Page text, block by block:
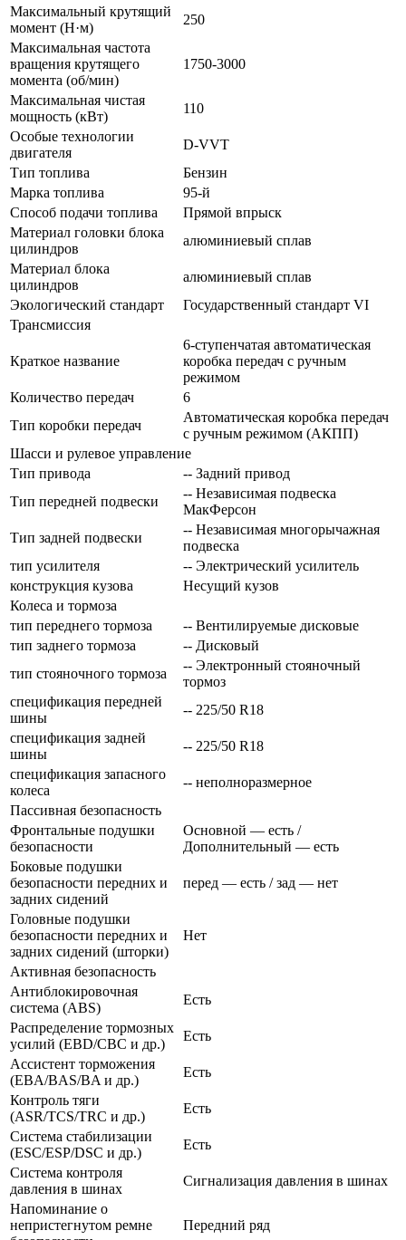
Максимальный крутящий
момент (Н·м)
250
Максимальная частота
вращения крутящего
момента (об/мин)
1750-3000
Максимальная чистая
мощность (кВт)
110
Особые технологии
двигателя
D-VVT
Тип топлива
Бензин
Марка топлива
95-й
Способ подачи топлива
Прямой впрыск
Материал головки блока
цилиндров
алюминиевый сплав
Материал блока
цилиндров
алюминиевый сплав
Экологический стандарт
Государственный стандарт VI
Трансмиссия
Краткое название
6-ступенчатая автоматическая
коробка передач с ручным
режимом
Количество передач
6
Тип коробки передач
Автоматическая коробка передач
с ручным режимом (АКПП)
Шасси и рулевое управление
Тип привода
-- Задний привод
Тип передней подвески
-- Независимая подвеска
МакФерсон
Тип задней подвески
-- Независимая многорычажная
подвеска
тип усилителя
-- Электрический усилитель
конструкция кузова
Несущий кузов
Колеса и тормоза
тип переднего тормоза
-- Вентилируемые дисковые
тип заднего тормоза
-- Дисковый
тип стояночного тормоза
-- Электронный стояночный
тормоз
спецификация передней
шины
-- 225/50 R18
спецификация задней
шины
-- 225/50 R18
спецификация запасного
колеса
-- неполноразмерное
Пассивная безопасность
Фронтальные подушки
безопасности
Основной — есть /
Дополнительный — есть
Боковые подушки
безопасности передних и
задних сидений
перед — есть / зад — нет
Головные подушки
безопасности передних и
задних сидений (шторки)
Нет
Активная безопасность
Антиблокировочная
система (ABS)
Есть
Распределение тормозных
усилий (EBD/CBC и др.)
Есть
Ассистент торможения
(EBA/BAS/BA и др.)
Есть
Контроль тяги
(ASR/TCS/TRC и др.)
Есть
Система стабилизации
(ESC/ESP/DSC и др.)
Есть
Система контроля
давления в шинах
Сигнализация давления в шинах
Напоминание о
непристегнутом ремне
Передний ряд